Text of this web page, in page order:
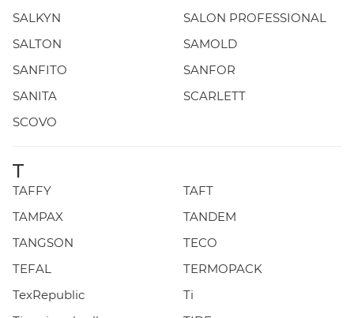
SALKYN
SALON PROFESSIONAL
SALTON
SAMOLD
SANFITO
SANFOR
SANITA
SCARLETT
SCOVO
T
TAFFY
TAFT
TAMPAX
TANDEM
TANGSON
TECO
TEFAL
TERMOPACK
TexRepublic
Ti